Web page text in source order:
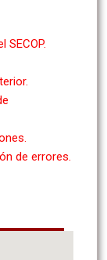
de errores.